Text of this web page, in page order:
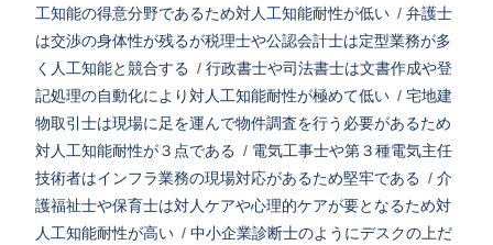
工知能の得意分野であるため対人工知能耐性が低い / 弁護士
は交渉の身体性が残るが税理士や公認会計士は定型業務が多
く人工知能と競合する / 行政書士や司法書士は文書作成や登
記処理の自動化により対人工知能耐性が極めて低い / 宅地建
物取引士は現場に足を運んで物件調査を行う必要があるため
対人工知能耐性が３点である / 電気工事士や第３種電気主任
技術者はインフラ業務の現場対応があるため堅牢である / 介
護福祉士や保育士は対人ケアや心理的ケアが要となるため対
人工知能耐性が高い / 中小企業診断士のようにデスクの上だ